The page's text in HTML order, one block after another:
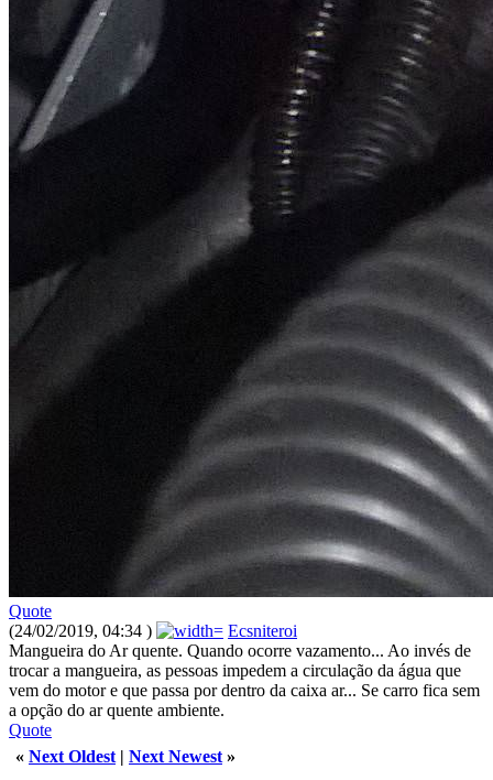
Quote
(24/02/2019, 04:34 )
Ecsniteroi
Mangueira do Ar quente. Quando ocorre vazamento... Ao invés de
trocar a mangueira, as pessoas impedem a circulação da água que
vem do motor e que passa por dentro da caixa ar... Se carro fica sem
a opção do ar quente ambiente.
Quote
« Next Oldest | Next Newest »